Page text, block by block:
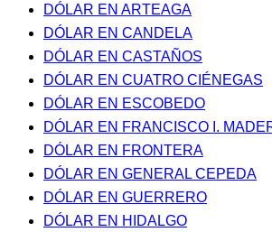
DÓLAR EN ARTEAGA
DÓLAR EN CANDELA
DÓLAR EN CASTAÑOS
DÓLAR EN CUATRO CIÉNEGAS
DÓLAR EN ESCOBEDO
DÓLAR EN FRANCISCO I.
DÓLAR EN FRONTERA
DÓLAR EN GENERAL CEPEDA
DÓLAR EN GUERRERO
DÓLAR EN HIDALGO